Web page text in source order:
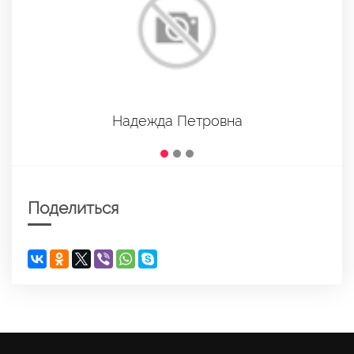
Борис Львович
Поделиться